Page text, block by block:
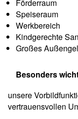
Förderraum
Speiseraum
Werkbereich
Kindgerechte
Großes
Besonders
unsere
vertrauensvollen